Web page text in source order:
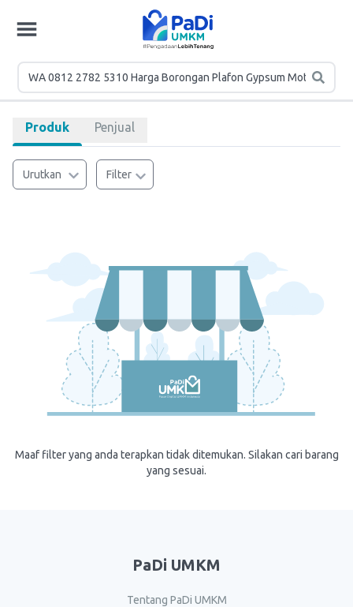
Produk Penjual
Urutkan Filter
Maaf filter yang anda terapkan tidak ditemukan. Silakan cari barang
yang sesuai.
PaDi UMKM
Tentang PaDi UMKM